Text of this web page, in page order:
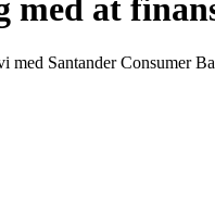
at
med Santander Consumer